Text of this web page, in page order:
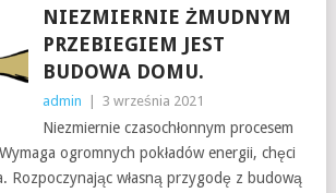
NIEZMIERNIE ŻMUDNYM
PRZEBIEGIEM JEST
BUDOWA DOMU.
admin 3 września 2021
Niezmiernie czasochłonnym procesem
ogromnych pokładów energii, chęci
Rozpoczynając własną przygodę z budową